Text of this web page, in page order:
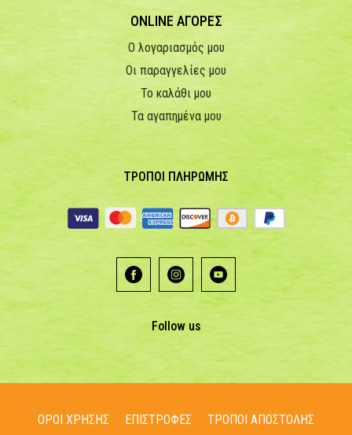
ONLINE ΑΓΟΡΕΣ
Ο λογαριασμός μου
Οι παραγγελίες μου
Το καλάθι μου
Τα αγαπημένα μου
ΤΡΟΠΟΙ ΠΛΗΡΩΜΗΣ
Follow us
ΟΡΟΙ ΧΡΗΣΗΣ ΕΠΙΣΤΡΟΦΕΣ ΤΡΟΠΟΙ ΑΠΟΣΤΟΛΗΣ